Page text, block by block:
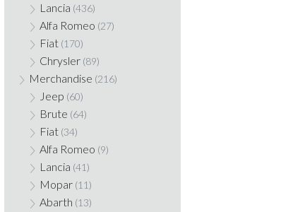
Lancia (436)
Alfa Romeo (27)
Fiat (170)
Chrysler (89)
Merchandise (216)
Jeep (60)
Brute (64)
Fiat (34)
Alfa Romeo (9)
Lancia (41)
Mopar (11)
Abarth (13)